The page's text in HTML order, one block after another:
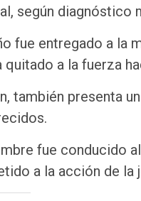
según diagnóstico
fue entregado a la
quitado a la fuerza
también presenta
fue conducido
a la acción de la